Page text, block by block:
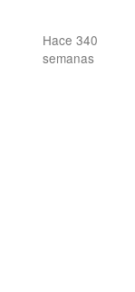
Hace 340
semanas